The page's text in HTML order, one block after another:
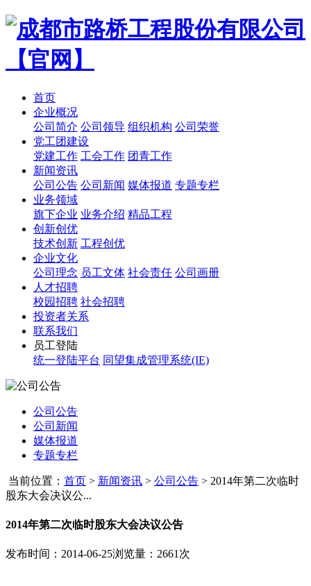
首页
企业概况
公司简介 公司领导 组织机构 公司荣誉
党工团建设
党建工作 工会工作 团青工作
新闻资讯
公司公告 公司新闻 媒体报道 专题专栏
业务领域
旗下企业 业务介绍 精品工程
创新创优
技术创新 工程创优
企业文化
公司理念 员工文体 社会责任 公司画册
人才招聘
校园招聘 社会招聘
投资者关系
联系我们
员工登陆
统一登陆平台 同望集成管理系统(IE)
公司公告
公司新闻
媒体报道
专题专栏
当前位置： 首页 > 新闻资讯 > 公司公告 > 2014年第二次临时
股东大会决议公...
2014年第二次临时股东大会决议公告
发布时间：2014-06-25浏览量：2661次